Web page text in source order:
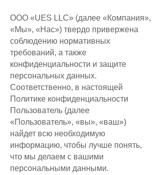
ООО «UES LLC» (далее «Компания»,
«Мы», «Нас») твердо привержена
соблюдению нормативных
требований, а также
конфиденциальности и защите
персональных данных.
Соответственно, в настоящей
Политике конфиденциальности
Пользователь (далее
«Пользователь», «вы», «ваш»)
найдет всю необходимую
информацию, чтобы лучше понять,
что мы делаем с вашими
персональными данными.